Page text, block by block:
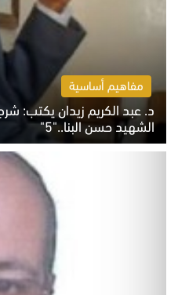
مفاهيم أساسية
د. عبد الكريم زيدان يكتب:
الشهيد حسن البنا.."5"
السبت 8 أغسطس 2026 10:46 ص